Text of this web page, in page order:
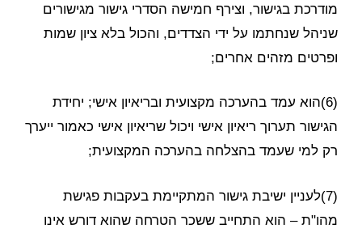
מודרכת בגישור, וצירף חמישה הסדרי גישור מגישורים
שניהל שנחתמו על ידי הצדדים, והכול בלא ציון שמות
ופרטים מזהים אחרים;
(6)הוא עמד בהערכה מקצועית ובריאיון אישי; יחידת
הגישור תערוך ריאיון אישי ויכול שריאיון אישי כאמור ייערך
רק למי שעמד בהצלחה בהערכה המקצועית;
(7)לעניין ישיבת גישור המתקיימת בעקבות פגישת
מהו"ת – הוא התחייב ששכר הטרחה שהוא דורש אינו